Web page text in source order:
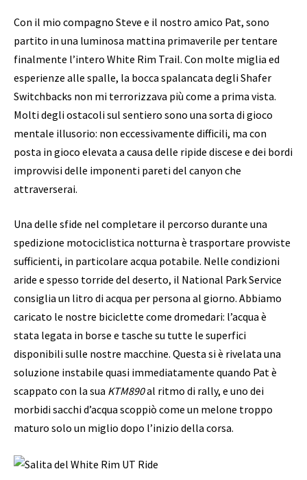
Con il mio compagno Steve e il nostro amico Pat, sono
partito in una luminosa mattina primaverile per tentare
finalmente l’intero White Rim Trail. Con molte miglia ed
esperienze alle spalle, la bocca spalancata degli Shafer
Switchbacks non mi terrorizzava più come a prima vista.
Molti degli ostacoli sul sentiero sono una sorta di gioco
mentale illusorio: non eccessivamente difficili, ma con
posta in gioco elevata a causa delle ripide discese e dei bordi
improvvisi delle imponenti pareti del canyon che
attraverserai.
Una delle sfide nel completare il percorso durante una
spedizione motociclistica notturna è trasportare provviste
sufficienti, in particolare acqua potabile. Nelle condizioni
aride e spesso torride del deserto, il National Park Service
consiglia un litro di acqua per persona al giorno. Abbiamo
caricato le nostre biciclette come dromedari: l’acqua è
stata legata in borse e tasche su tutte le superfici
disponibili sulle nostre macchine. Questa si è rivelata una
soluzione instabile quasi immediatamente quando Pat è
scappato con la sua KTM890al ritmo di rally, e uno dei
morbidi sacchi d’acqua scoppiò come un melone troppo
maturo solo un miglio dopo l’inizio della corsa.